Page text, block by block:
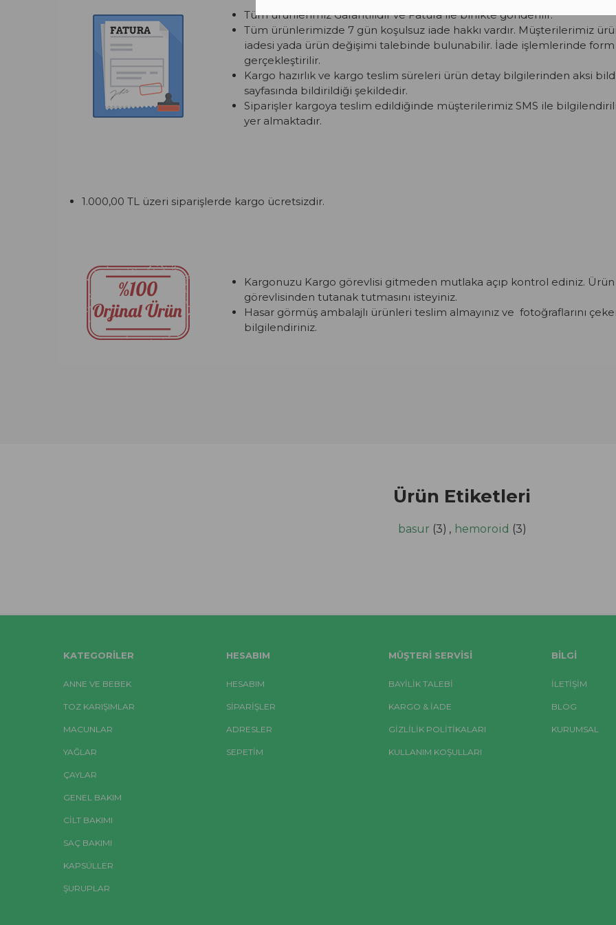
Tüm ürünlerimiz Garantilidir ve Fatura ile birlikte gönderilir.
Tüm ürünlerimizde 7 gün koşulsuz iade hakkı vardır. Müşterilerimiz
iadesi yada ürün değişimi talebinde bulunabilir. İade işlemlerinde
gerçekleştirilir.
Kargo hazırlık ve kargo teslim süreleri ürün detay bilgilerinden aksi
sayfasında bildirildiği şekildedir.
Siparişler kargoya teslim edildiğinde müşterilerimiz SMS ile
yer almaktadır.
1.000,00 TL üzeri siparişlerde kargo ücretsizdir.
Kargonuzu Kargo görevlisi gitmeden mutlaka açıp kontrol ediniz.
görevlisinden tutanak tutmasını isteyiniz.
Hasar görmüş ambalajlı ürünleri teslim almayınız ve fotoğraflarını
bilgilendiriniz.
Ürün Etiketleri
basur (3) , hemoroid (3)
KATEGORILER
ANNE VE BEBEK
TOZ KARIŞIMLAR
MACUNLAR
YAĞLAR
ÇAYLAR
GENEL BAKIM
CİLT BAKIMI
SAÇ BAKIMI
KAPSÜLLER
ŞURUPLAR
HESABIM
HESABIM
SIPARIŞLER
ADRESLER
SEPETIM
MÜŞTERI SERVISI
BAYİLİK TALEBİ
KARGO & İADE
GİZLİLİK POLİTİKALARI
KULLANIM KOŞULLARI
BILGI
İLETİŞİM
BLOG
KURUMSAL